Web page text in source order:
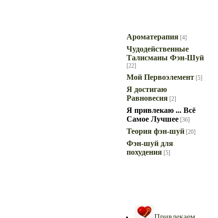
Ароматерапия [4]
Чудодейственные
Талисманы Фэн-Шуй
[22]
Мой Первоэлемент [5]
Я достигаю
Равновесия [2]
Я привлекаю ... Всё
Самое Лучшее [36]
Теория фэн-шуй [20]
Фэн-шуй для
похудения [5]